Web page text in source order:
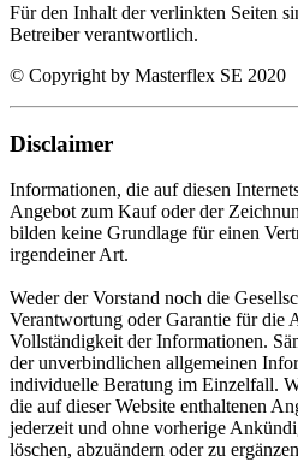
Für den Inhalt der verlinkten Seiten
Betreiber verantwortlich.
© Copyright by Masterflex SE 2020
Disclaimer
Informationen, die auf diesen
Angebot zum Kauf oder der
bilden keine Grundlage für einen
irgendeiner Art.
Weder der Vorstand noch die
Verantwortung oder Garantie für die
Vollständigkeit der Informationen.
der unverbindlichen allgemeinen
individuelle Beratung im Einzelfall.
die auf dieser Website enthaltenen
jederzeit und ohne vorherige
löschen, abzuändern oder zu